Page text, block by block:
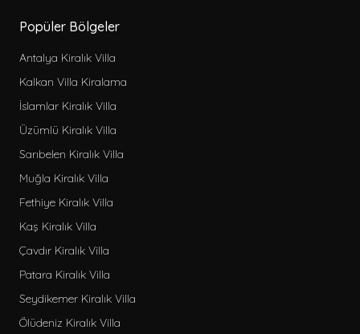
Popüler Bölgeler
Antalya Kiralık Villa
Kalkan Villa Kiralama
İslamlar Kiralık Villa
Üzümlü Kiralık Villa
Sarıbelen Kiralık Villa
Muğla Kiralık Villa
Fethiye Kiralık Villa
Kaş Kiralık Villa
Çavdır Kiralık Villa
Patara Kiralık Villa
Seydikemer Kiralık Villa
Ölüdeniz Kiralık Villa